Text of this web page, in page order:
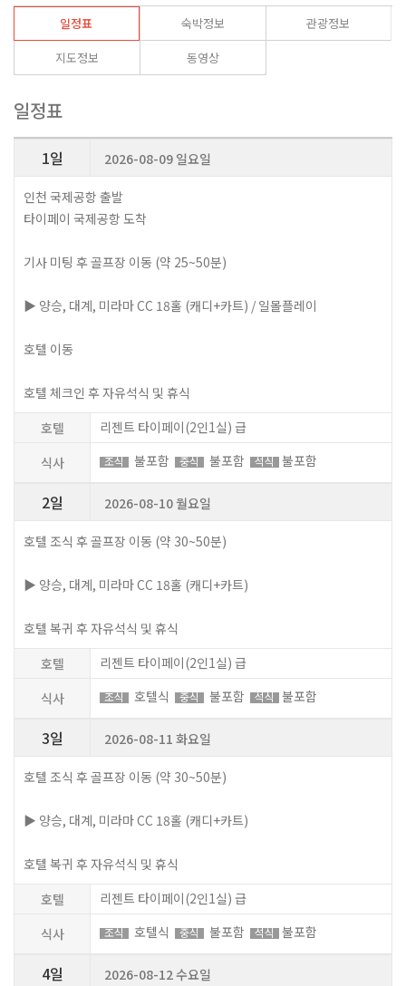
일정표 숙박정보
관광정보
지도정보
동영상
일정표
1일 2026-08-09 일요일
인천 국제공항 출발
타이페이 국제공항 도착
기사 미팅 후 골프장 이동 (약 25~50분)
▶ 양승, 대계, 미라마 CC 18홀 (캐디+카트) / 일몰플레이
호텔 이동
호텔 체크인 후 자유석식 및 휴식
호텔
리젠트 타이페이(2인1실) 급
식사
조식 불포함 중식 불포함 석식 불포함
2일 2026-08-10 월요일
호텔 조식 후 골프장 이동 (약 30~50분)
▶ 양승, 대계, 미라마 CC 18홀 (캐디+카트)
호텔 복귀 후 자유석식 및 휴식
호텔
리젠트 타이페이(2인1실) 급
식사
조식 호텔식 중식 불포함 석식 불포함
3일 2026-08-11 화요일
호텔 조식 후 골프장 이동 (약 30~50분)
▶ 양승, 대계, 미라마 CC 18홀 (캐디+카트)
호텔 복귀 후 자유석식 및 휴식
호텔
리젠트 타이페이(2인1실) 급
식사
조식 호텔식 중식 불포함 석식 불포함
4일 2026-08-12 수요일